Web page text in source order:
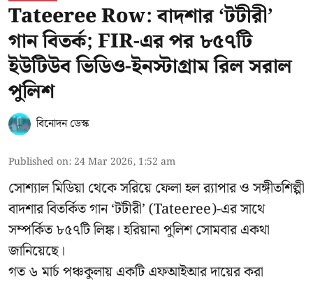
Tateeree Row: বাদশার ‘টটীরী’
গান বিতর্ক; FIR-এর পর ৮৫৭টি
ইউটিউব ভিডিও-ইনস্টাগ্রাম রিল সরাল
পুলিশ
বিনোদন ডেস্ক
Published on: 24 Mar 2026, 1:52 am
সোশ্যাল মিডিয়া থেকে সরিয়ে ফেলা হল র‍্যাপার ও সঙ্গীতশিল্পী
বাদশার বিতর্কিত গান ‘টটীরী’ (Tateeree)-এর সাথে
সম্পর্কিত ৮৫৭টি লিঙ্ক। হরিয়ানা পুলিশ সোমবার একথা
জানিয়েছে।
গত ৬ মার্চ পঞ্চকুলায় একটি এফআইআর দায়ের করা